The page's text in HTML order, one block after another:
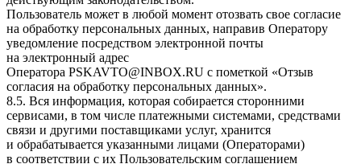
Пользователь может в любой момент отозвать свое согласие
на обработку персональных данных, направив Оператору
уведомление посредством электронной почты
на электронный адрес
Оператора PSKAVTO@INBOX.RU с пометкой «Отзыв
согласия на обработку персональных данных».
8.5. Вся информация, которая собирается сторонними
сервисами, в том числе платежными системами, средствами
связи и другими поставщиками услуг, хранится
и обрабатывается указанными лицами (Операторами)
в соответствии с их Пользовательским соглашением